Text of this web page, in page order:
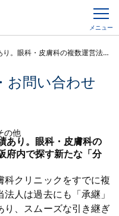
メニュー
科の複数運営法人が大阪府内で探す新たな「分院」
お問い合わせ
他
あり。眼科・皮膚科の
府内で探す新たな「分
科クリニックをすでに複
人は過去にも「承継」
り、スムーズな引き継ぎ